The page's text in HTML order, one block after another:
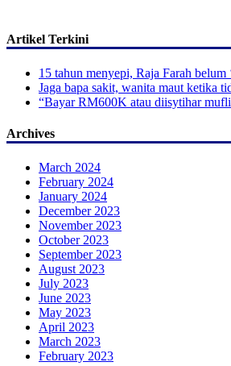
Artikel Terkini
15 tahun menyepi, Raja Farah belum
Jaga bapa sakit, wanita maut ketika
“Bayar RM600K atau diisytihar
Archives
March 2024
February 2024
January 2024
December 2023
November 2023
October 2023
September 2023
August 2023
July 2023
June 2023
May 2023
April 2023
March 2023
February 2023